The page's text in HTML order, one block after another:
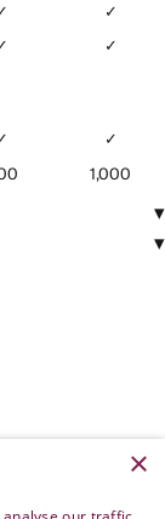
✓
✓
✓
1,000
▾
▾
×